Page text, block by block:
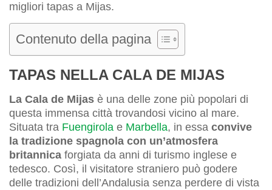
migliori tapas a Mijas.
Contenuto della pagina
TAPAS NELLA CALA DE MIJAS
La Cala de Mijas è una delle zone più popolari di
questa immensa città trovandosi vicino al mare.
Situata tra Fuengirola e Marbella, in essa convive
la tradizione spagnola con un’atmosfera
britannica forgiata da anni di turismo inglese e
tedesco. Così, il visitatore straniero può godere
delle tradizioni dell’Andalusia senza perdere di vista